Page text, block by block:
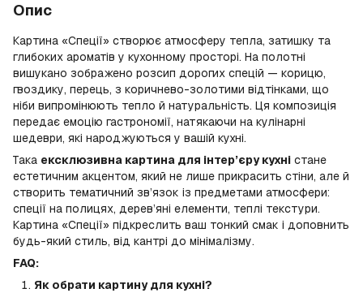
Опис
Картина «Спеції» створює атмосферу тепла, затишку та
глибоких ароматів у кухонному просторі. На полотні
вишукано зображено розсип дорогих спецій — корицю,
гвоздику, перець, з коричнево-золотими відтінками, що
ніби випромінюють тепло й натуральність. Ця композиція
передає емоцію гастрономії, натякаючи на кулінарні
шедеври, які народжуються у вашій кухні.
Така ексклюзивна картина для інтер’єру кухні стане
естетичним акцентом, який не лише прикрасить стіни, але й
створить тематичний зв’язок із предметами атмосфери:
спеції на полицях, дерев’яні елементи, теплі текстури.
Картина «Спеції» підкреслить ваш тонкий смак і доповнить
будь-який стиль, від кантрі до мінімалізму.
FAQ:
Як обрати картину для кухні?